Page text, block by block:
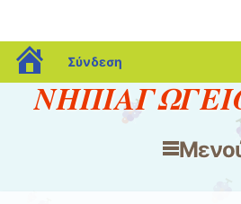
blogs.sch.gr
Σύνδεση